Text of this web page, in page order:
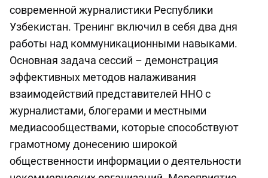
современной журналистики Республики
Узбекистан. Тренинг включил в себя два дня
работы над коммуникационными навыками.
Основная задача сессий – демонстрация
эффективных методов налаживания
взаимодействий представителей ННО с
журналистами, блогерами и местными
медиасообществами, которые способствуют
грамотному донесению широкой
общественности информации о деятельности